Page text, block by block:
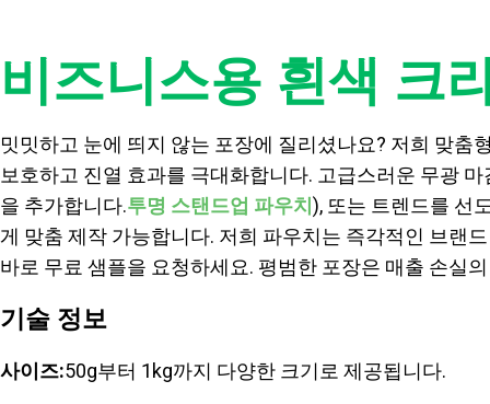
비즈니스용 흰색 크
밋밋하고 눈에 띄지 않는 포장에 질리셨나요? 저희 맞춤
보호하고 진열 효과를 극대화합니다. 고급스러운 무광
을 추가합니다.투명 스탠드업 파우치), 또는 트렌드를 선
게 맞춤 제작 가능합니다. 저희 파우치는 즉각적인 브랜
바로 무료 샘플을 요청하세요. 평범한 포장은 매출 손실
기술 정보
사이즈:50g부터 1kg까지 다양한 크기로 제공됩니다.